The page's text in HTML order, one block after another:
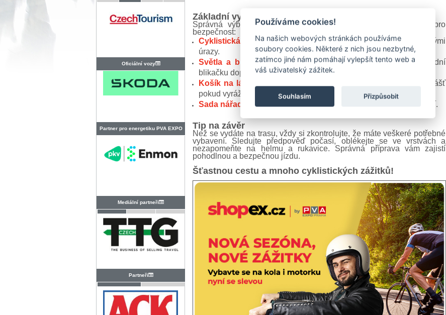
Oficiální vozy
Partner pro energetiku PVA EXPO
Mediální partneři
Partneři
Základní vybavení na kolo
Správná výbava na kolo je klíčová nejen pro komfort, ale i pro
bezpečnost:
Cyklistická přilba – naprostý základ, který chrání před vážnými
úrazy.
Světla a blikačky– zajišťují viditelnost, a to nejen v noci. Zadní
blikačku doporučujeme používat i přes den.
Košík na láhev
– hydratace je důležitá, zvlášť
pokud vyrážíte na delší trasu.
Sada nářadí
– při defektu vám může ušetřit spoustu času a starostí.
Tip na závěr
Než se vydáte na trasu, vždy si zkontrolujte, že máte veškeré potřebné
vybavení. Sledujte předpověď počasí, oblékejte se ve vrstvách a
nezapomeňte na helmu a rukavice. Správná příprava vám zajistí
pohodlnou a bezpečnou jízdu.
Šťastnou cestu a mnoho cyklistických zážitků!
Používáme cookies!
Na našich webových stránkách používáme
soubory cookies. Některé z nich jsou nezbytné,
zatímco jiné nám pomáhají vylepšít tento web a
váš uživatelský zážitek.
Souhlasím Přizpůsobit